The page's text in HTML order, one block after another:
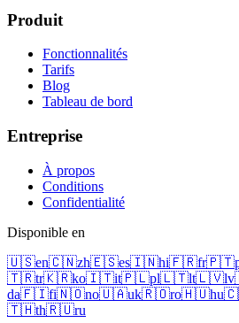
Produit
Fonctionnalités
Tarifs
Blog
Tableau de bord
Entreprise
À propos
Conditions
Confidentialité
Disponible en
🇺🇸en🇨🇳zh🇪🇸es🇮🇳hi🇫🇷fr🇵🇹
🇹🇷tr🇰🇷ko🇮🇹it🇵🇱pl🇱🇹lt🇱🇻lv
da🇫🇮fi🇳🇴no🇺🇦uk🇷🇴ro🇭🇺hu
🇹🇭th🇷🇺ru